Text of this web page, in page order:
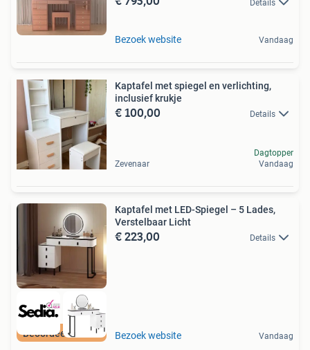
Details
Bezoek website Vandaag
Kaptafel met spiegel en verlichting,
inclusief krukje
€ 100,00 Details
Zevenaar
Dagtopper
Vandaag
Beoordeeld met 9+
Kaptafel met LED-Spiegel – 5 Lades,
Verstelbaar Licht
€ 223,00 Details
Bezoek website Vandaag